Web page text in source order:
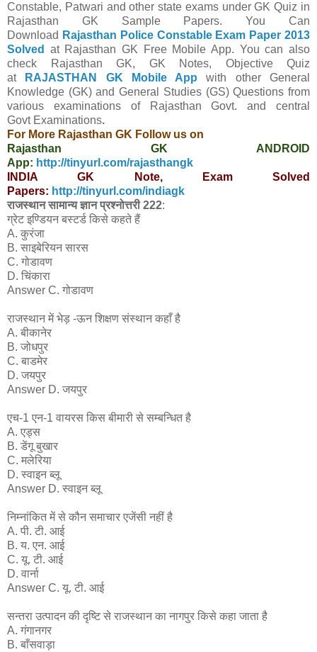
Constable, Patwari and other state exams under GK Quiz in
Rajasthan GK Sample Papers. You Can
Download Rajasthan Police Constable Exam Paper 2013
Solved
at Rajasthan GK Free Mobile App. You can also
check Rajasthan GK, GK Notes, Objective Quiz
at
RAJASTHAN GK Mobile App with otherGeneral
Knowledge (GK) and General Studies (GS) Questions from
various examinations of Rajasthan Govt. and central
Govt Examinations.
For More Rajasthan GK Follow us on
Rajasthan GK ANDROID
App: http://tinyurl.com/rajasthangk
INDIA GK Note, Exam Solved
Papers: http://tinyurl.com/indiagk
राजस्थान सामान्य ज्ञान प्रश्नोत्तरी 222:
ग्रेट इण्डियन बस्टर्ड किसे कहते हैं
A. कुरंजा
B. साइबेरियन सारस
C. गोडावण
D. चिंकारा
Answer C. गोडावण
राजस्थान में भेड़ -ऊन शिक्षण संस्थान कहाँ है
A. बीकानेर
B. जोधपुर
C. बाडमेर
D. जयपुर
Answer D. जयपुर
एच-1 एन-1 वायरस किस बीमारी से सम्बन्धित है
A. एड्स
B. डेंगू बुखार
C. मलेरिया
D. स्वाइन ब्लू
Answer D. स्वाइन ब्लू
निम्नांकित में से कौन समाचार एजेंसी नहीं है
A. पी. टी. आई
B. य. एन. आई
C. यू. टी. आई
D. वार्ना
Answer C. यू. टी. आई
सन्तरा उत्पादन की दृष्टि से राजस्थान का नागपुर किसे कहा जाता है
A. गंगानगर
B. बाँसवाड़ा